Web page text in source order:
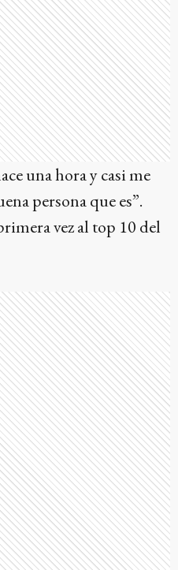
una hora y casi me
persona que es”.
vez al top 10 del